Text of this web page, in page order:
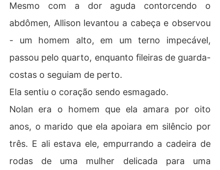
Mesmo com a dor aguda contorcendo o
abdômen, Allison levantou a cabeça e observou
- um homem alto, em um terno impecável,
passou pelo quarto, enquanto fileiras de guarda-
costas o seguiam de perto.
Ela sentiu o coração sendo esmagado.
Nolan era o homem que ela amara por oito
anos, o marido que ela apoiara em silêncio por
três. E ali estava ele, empurrando a cadeira de
rodas de uma mulher delicada para uma